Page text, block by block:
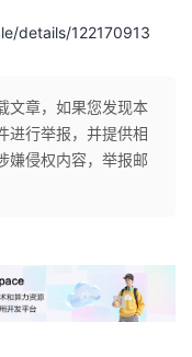
details/122170913
文章，如果您发现本
进行举报，并提供相
嫌侵权内容，举报邮